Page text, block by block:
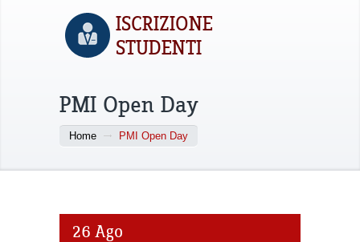
ISCRIZIONE
STUDENTI
PMI Open Day
Home PMI Open Day
26 Ago